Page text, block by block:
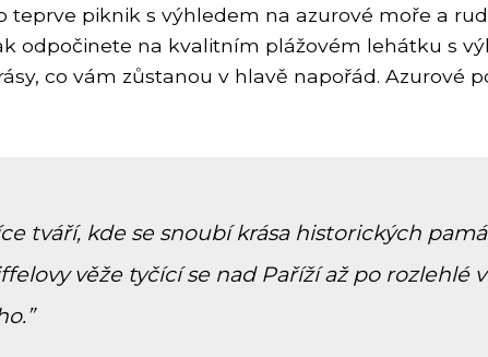
teprve piknik s výhledem na azurové moře a
odpočinete na kvalitním plážovém lehátku s
co vám zůstanou v hlavě napořád. Azurové
tváří, kde se snoubí krása historických
věže tyčící se nad Paříží až po